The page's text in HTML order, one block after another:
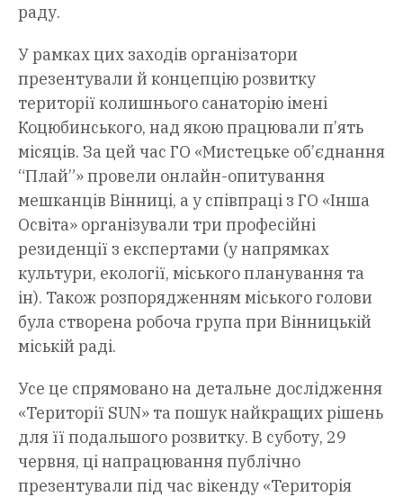
раду.
У рамках цих заходів організатори
презентували й концепцію розвитку
території колишнього санаторію імені
Коцюбинського, над якою працювали п’ять
місяців. За цей час ГО «Мистецьке об’єднання
“Плай”» провели онлайн-опитування
мешканців Вінниці, а у співпраці з ГО «Інша
Освіта» організували три професійні
резиденції з експертами (у напрямках
культури, екології, міського планування та
ін). Також розпорядженням міського голови
була створена робоча група при Вінницькій
міській раді.
Усе це спрямовано на детальне дослідження
«Території SUN» та пошук найкращих рішень
для її подальшого розвитку. В суботу, 29
червня, ці напрацювання публічно
презентували під час вікенду «Територія